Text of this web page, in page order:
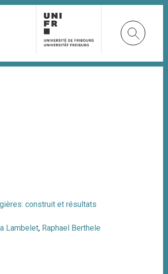
construit et résultats
Lambelet, Raphael Berthele